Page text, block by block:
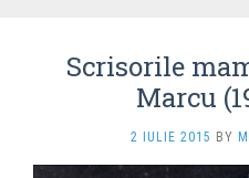
Scrisorile
Marcu
2 IULIE 2015 BY